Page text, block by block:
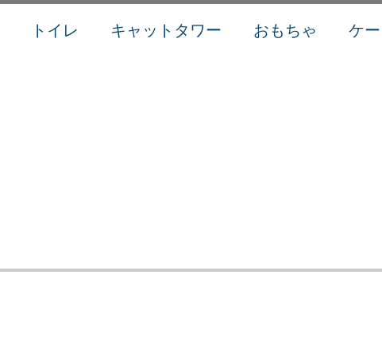
トイレ キャットタワー おもちゃ ケ